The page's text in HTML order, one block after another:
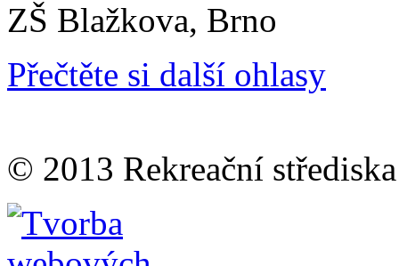
ZŠ Blažkova, Brno
Přečtěte si další ohlasy
© 2013 Rekreační